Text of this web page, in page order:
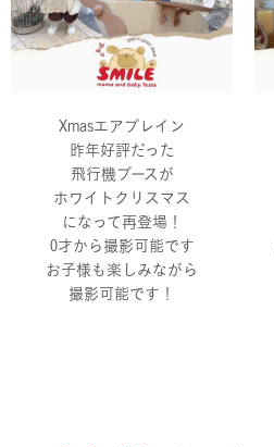
Xmasエアプレイン
昨年好評だった
飛行機ブースが
ホワイトクリスマス
になって再登場！
0才から撮影可能です
お子様も楽しみながら
撮影可能です！